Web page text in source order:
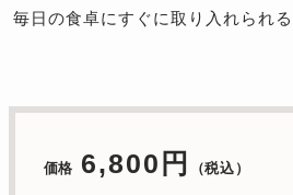
毎日の食卓にすぐに取り入れられる
価格 6,800円 （税込）